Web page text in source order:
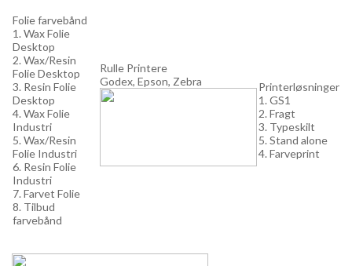
Folie farvebånd
1. Wax Folie
Desktop
2. Wax/Resin
Folie Desktop
3. Resin Folie
Desktop
4. Wax Folie
Industri
5. Wax/Resin
Folie Industri
6. Resin Folie
Industri
7. Farvet Folie
8. Tilbud
farvebånd
Rulle Printere
Godex, Epson, Zebra
Printerløsninger
1. GS1
2. Fragt
3. Typeskilt
5. Stand alone
4. Farveprint